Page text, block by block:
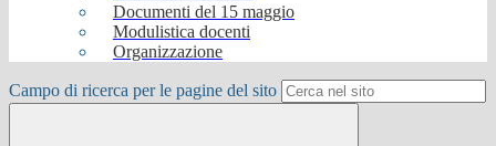
Documenti del 15 maggio
Modulistica docenti
Organizzazione
Campo di ricerca per le pagine del sito